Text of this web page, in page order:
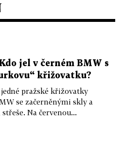
jel v černém BMW s
křižovatku?
pražské křižovatky
se začerněnými skly a
Na červenou...